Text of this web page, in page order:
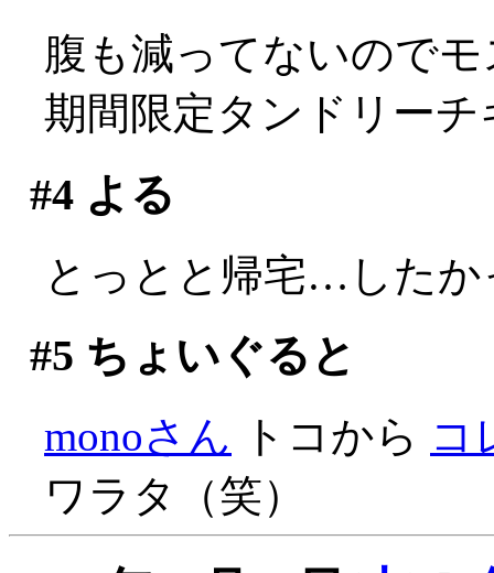
腹も減ってないのでモ
期間限定タンドリー
#4よる
とっとと帰宅…したか
#5 ちょいぐると
monoさん トコから コ
ワラタ（笑）